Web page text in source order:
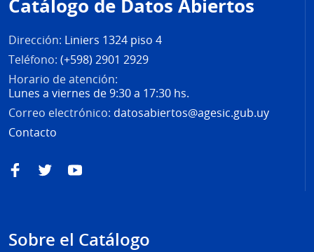
página
Catálogo de Datos Abiertos
Dirección: Liniers 1324 piso 4
Teléfono: (+598) 2901 2929
Horario de atención:
Lunes a viernes de 9:30 a 17:30 hs.
Correo electrónico: datosabiertos@agesic.gub.uy
Contacto
FacebookTwitterYouTube
Sobre el Catálogo